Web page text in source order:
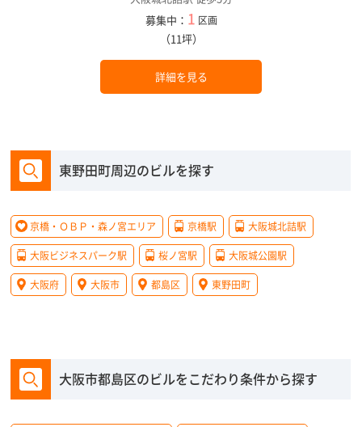
募集中： 1 区画
（11坪）
詳細を見る
東野田町周辺のビルを探す
京橋・ＯＢＰ・森ノ宮エリア 京橋駅 大阪城北詰駅
大阪ビジネスパーク駅 桜ノ宮駅 大阪城公園駅
大阪府 大阪市 都島区 東野田町
大阪市都島区のビルをこだわり条件から探す